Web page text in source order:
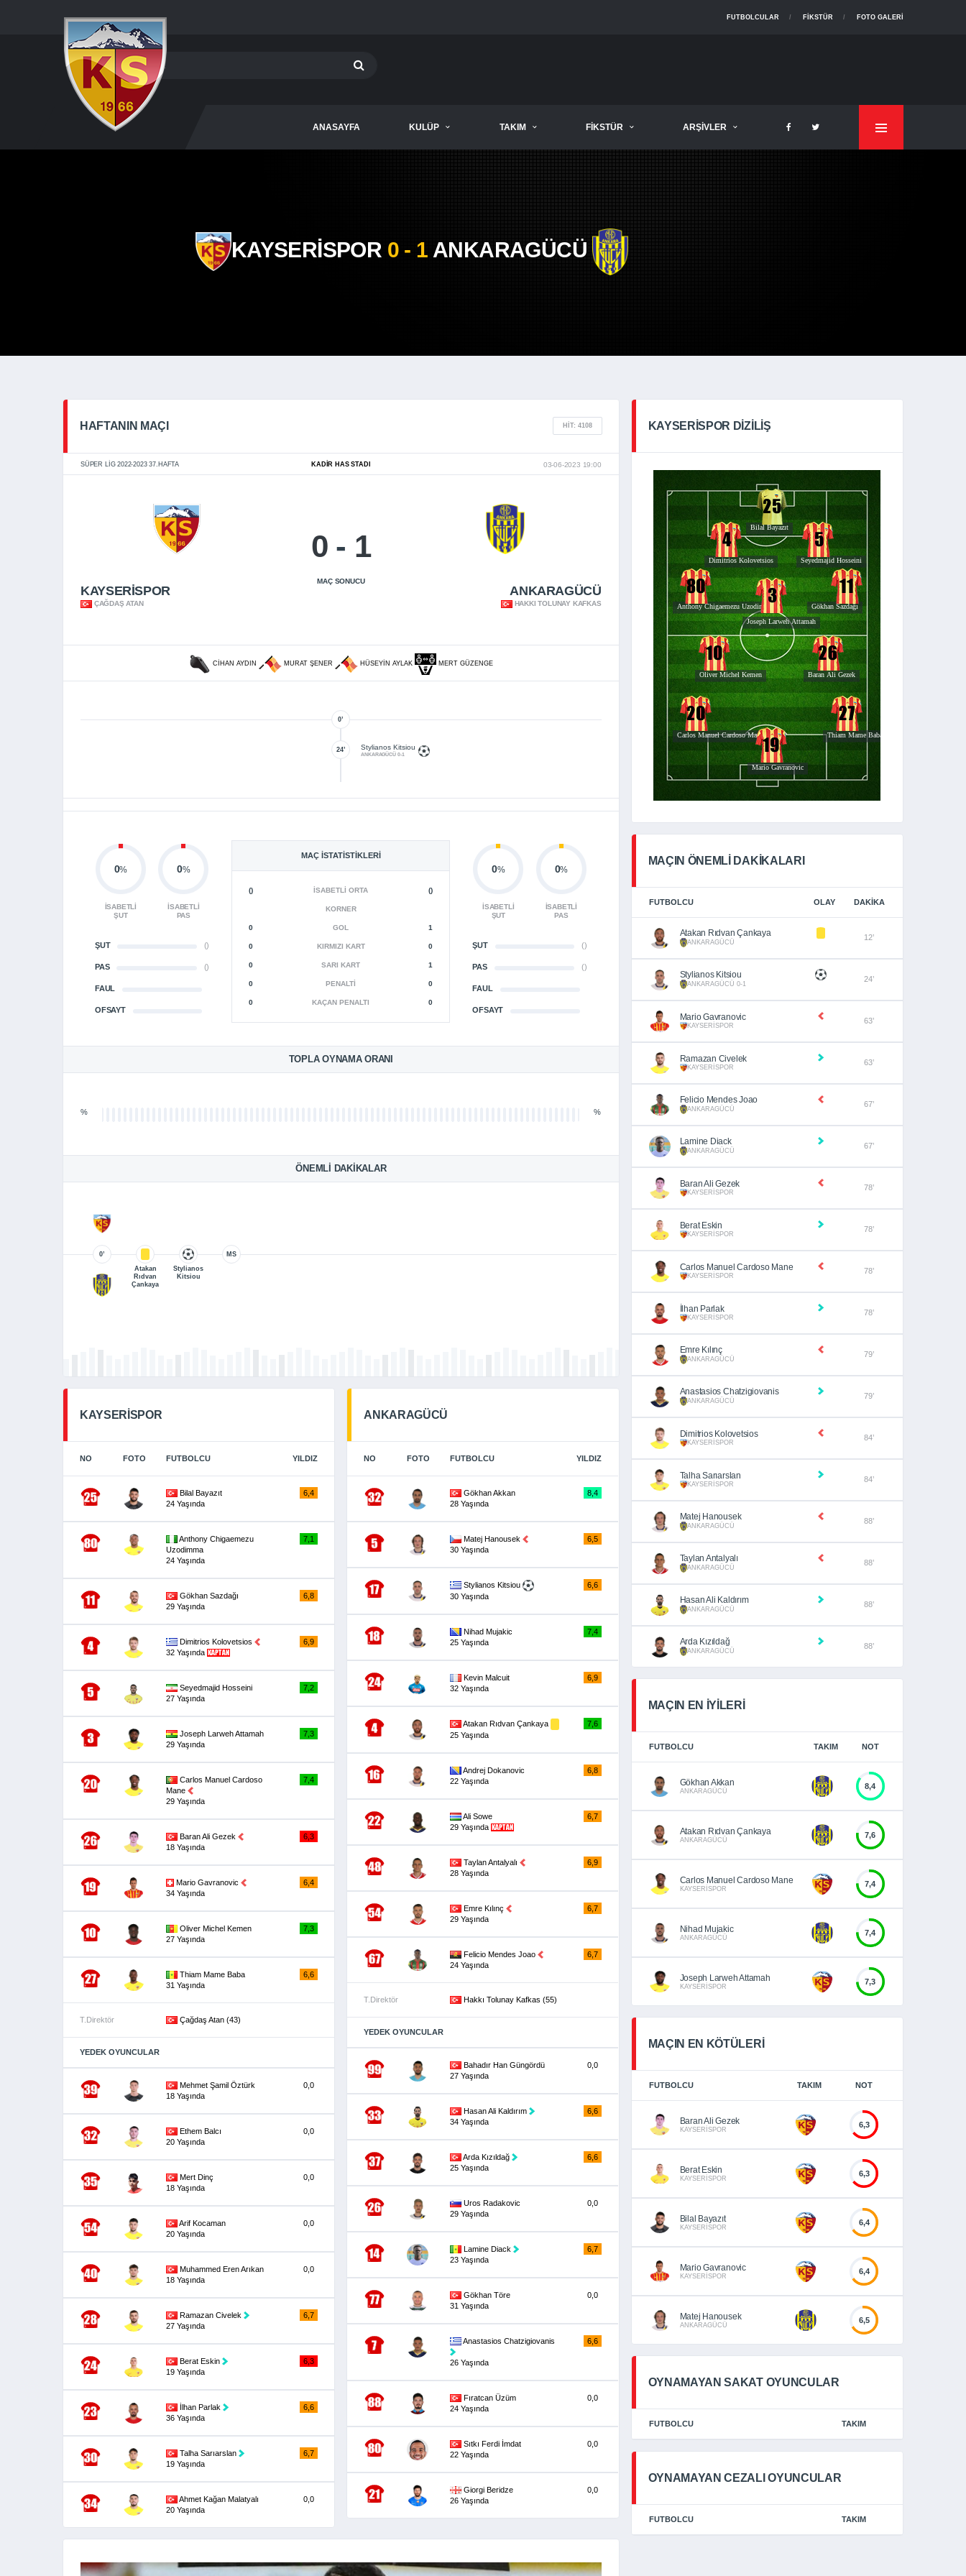
FOTO GALERI
FIKSTÜR
FUTBOLCULAR
ANASAYFA KULÜP TAKIM FIKSTÜR ARŞIVLER
KAYSERİSPOR 0 - 1 ANKARAGÜCÜ
HAFTANIN MAÇI HIT: 4108
SÜPER LIG 2022-2023 37.HAFTA KADIR HAS STADI 03-06-2023 19:00
KAYSERİSPOR
ÇAĞDAŞ ATAN
0 - 1
MAÇ SONUCU
ANKARAGÜCÜ
HAKKI TOLUNAY KAFKAS
CIHAN AYDIN MURAT ŞENER HÜSEYIN AYLAK MERT GÜZENGE
0’
Stylianos Kitsiou
ANKARAGÜCÜ 0-1
24’
MAÇ İSTATISTIKLERI
() İSABETLI ORTA ()
KORNER
0 GOL 1
0 KIRMIZI KART 0
0 SARI KART 1
0 PENALTI 0
0 KAÇAN PENALTI 0
0%
İSABETLI
ŞUT
0%
İSABETLI
PAS
ŞUT ()
PAS ()
FAUL
OFSAYT
0%
İSABETLI
ŞUT
0%
İSABETLI
PAS
ŞUT ()
PAS ()
FAUL
OFSAYT
TOPLA OYNAMA ORANI
% %
ÖNEMLI DAKIKALAR
0’
Atakan
Rıdvan
Çankaya
Stylianos
Kitsiou
MS
KAYSERİSPOR
NO FOTO FUTBOLCU YILDIZ
Bilal Bayazıt
24 Yaşında
6,4
Anthony Chigaemezu
Uzodimma
24 Yaşında
7,1
Gökhan Sazdağı
29 Yaşında
6,8
Dimitrios Kolovetsios
32 Yaşında
6,9
Seyedmajid Hosseini
27 Yaşında
7,2
Joseph Larweh Attamah
29 Yaşında
7,3
Carlos Manuel Cardoso
Mane
29 Yaşında
7,4
Baran Ali Gezek
18 Yaşında
6,3
Mario Gavranovic
34 Yaşında
6,4
Oliver Michel Kemen
27 Yaşında
7,3
Thiam Mame Baba
31 Yaşında
6,6
T.Direktör Çağdaş Atan (43)
YEDEK OYUNCULAR
Mehmet Şamil Öztürk
18 Yaşında
0,0
Ethem Balcı
20 Yaşında
0,0
Mert Dinç
18 Yaşında
0,0
Arif Kocaman
20 Yaşında
0,0
Muhammed Eren Arıkan
18 Yaşında
0,0
Ramazan Civelek
27 Yaşında
6,7
Berat Eskin
19 Yaşında
6,3
İlhan Parlak
36 Yaşında
6,6
Talha Sarıarslan
19 Yaşında
6,7
Ahmet Kağan Malatyalı
20 Yaşında
0,0
ANKARAGÜCÜ
NO FOTO FUTBOLCU YILDIZ
Gökhan Akkan
28 Yaşında
8,4
Matej Hanousek
30 Yaşında
6,5
Stylianos Kitsiou
30 Yaşında
6,6
Nihad Mujakic
25 Yaşında
7,4
Kevin Malcuit
32 Yaşında
6,9
Atakan Rıdvan Çankaya
25 Yaşında
7,6
Andrej Dokanovic
22 Yaşında
6,8
Ali Sowe
29 Yaşında
6,7
Taylan Antalyalı
28 Yaşında
6,9
Emre Kılınç
29 Yaşında
6,7
Felicio Mendes Joao
24 Yaşında
6,7
T.Direktör Hakkı Tolunay Kafkas (55)
YEDEK OYUNCULAR
Bahadır Han Güngördü
27 Yaşında
0,0
Hasan Ali Kaldırım
34 Yaşında
6,6
Arda Kızıldağ
25 Yaşında
6,6
Uros Radakovic
29 Yaşında
0,0
Lamine Diack
23 Yaşında
6,7
Gökhan Töre
31 Yaşında
0,0
Anastasios Chatzigiovanis
26 Yaşında
6,6
Fıratcan Üzüm
24 Yaşında
0,0
Sıtkı Ferdi İmdat
22 Yaşında
0,0
Giorgi Beridze
26 Yaşında
0,0
KAYSERISPOR DIZILIŞ
MAÇIN ÖNEMLİ DAKİKALARI
FUTBOLCU OLAY DAKIKA
Atakan Rıdvan Çankaya
ANKARAGÜCÜ
12’
Stylianos Kitsiou
ANKARAGÜCÜ 0-1
24’
Mario Gavranovic
KAYSERİSPOR
63’
Ramazan Civelek
KAYSERİSPOR
63’
Felicio Mendes Joao
ANKARAGÜCÜ
67’
Lamine Diack
ANKARAGÜCÜ
67’
Baran Ali Gezek
KAYSERİSPOR
78’
Berat Eskin
KAYSERİSPOR
78’
Carlos Manuel Cardoso Mane
KAYSERİSPOR
78’
İlhan Parlak
KAYSERİSPOR
78’
Emre Kılınç
ANKARAGÜCÜ
79’
Anastasios Chatzigiovanis
ANKARAGÜCÜ
79’
Dimitrios Kolovetsios
KAYSERİSPOR
84’
Talha Sarıarslan
KAYSERİSPOR
84’
Matej Hanousek
ANKARAGÜCÜ
88’
Taylan Antalyalı
ANKARAGÜCÜ
88’
Hasan Ali Kaldırım
ANKARAGÜCÜ
88’
Arda Kızıldağ
ANKARAGÜCÜ
88’
MAÇIN EN İYİLERİ
FUTBOLCU TAKIM NOT
Gökhan Akkan
ANKARAGÜCÜ
8,4
Atakan Rıdvan Çankaya
ANKARAGÜCÜ
7,6
Carlos Manuel Cardoso Mane
KAYSERİSPOR
7,4
Nihad Mujakic
ANKARAGÜCÜ
7,4
Joseph Larweh Attamah
KAYSERİSPOR
7,3
MAÇIN EN KÖTÜLERİ
FUTBOLCU TAKIM NOT
Baran Ali Gezek
KAYSERİSPOR
6,3
Berat Eskin
KAYSERİSPOR
6,3
Bilal Bayazıt
KAYSERİSPOR
6,4
Mario Gavranovic
KAYSERİSPOR
6,4
Matej Hanousek
ANKARAGÜCÜ
6,5
OYNAMAYAN SAKAT OYUNCULAR
FUTBOLCU TAKIM
OYNAMAYAN CEZALI OYUNCULAR
FUTBOLCU TAKIM